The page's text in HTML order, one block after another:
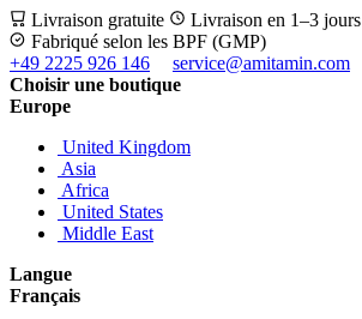
Livraison gratuite Livraison en 1–3 jours
Fabriqué selon les BPF (GMP)
+49 2225 926 146
service@amitamin.com
Choisir une boutique
Europe
United Kingdom
Asia
Africa
United States
Middle East
Langue
Français